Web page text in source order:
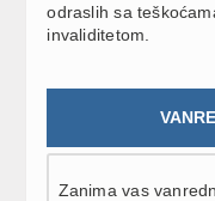
odraslih sa
invaliditetom.
Zanima vas